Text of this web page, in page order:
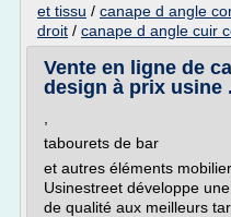
et tissu / canape d angle
droit / canape d angle cuir
Vente en ligne de
design à prix usine
tabourets de bar
et autres éléments
Usinestreet développe
de qualité aux meilleurs